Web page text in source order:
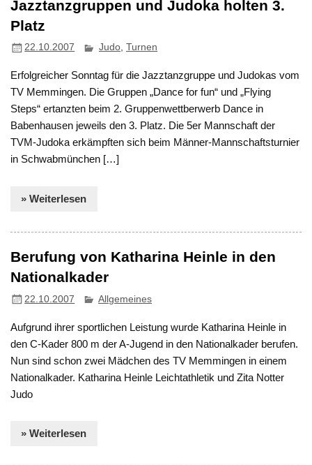
Jazztanzgruppen und Judoka holten 3.
Platz
22.10.2007 Judo,Turnen
Erfolgreicher Sonntag für die Jazztanzgruppe und Judokas vom
TV Memmingen. Die Gruppen „Dance for fun“ und „Flying
Steps“ ertanzten beim 2. Gruppenwettberwerb Dance in
Babenhausen jeweils den 3. Platz. Die 5er Mannschaft der
TVM-Judoka erkämpften sich beim Männer-Mannschaftsturnier
in Schwabmünchen […]
» Weiterlesen
Berufung von Katharina Heinle in den
Nationalkader
22.10.2007 Allgemeines
Aufgrund ihrer sportlichen Leistung wurde Katharina Heinle in
den C-Kader 800 m der A-Jugend in den Nationalkader berufen.
Nun sind schon zwei Mädchen des TV Memmingen in einem
Nationalkader. Katharina Heinle Leichtathletik und Zita Notter
Judo
» Weiterlesen